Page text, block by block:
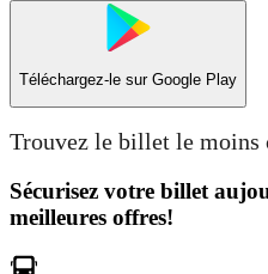
Téléchargez-le sur Google Play
Trouvez le billet le moins
Sécurisez votre billet
meilleures offres!